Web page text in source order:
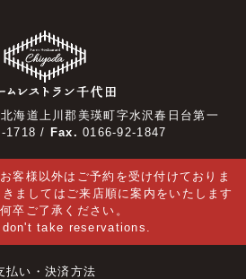
海道上川郡美瑛町字水沢春日台第一
1718 / Fax. 0166-92-1847
客様以外はご予約を受け付けておりま
ましてはご来店順に案内をいたします
卒ご了承ください。
take reservations.
払い・決済方法